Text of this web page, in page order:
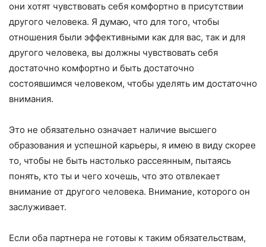
они хотят чувствовать себя комфортно в присутствии
другого человека. Я думаю, что для того, чтобы
отношения были эффективными как для вас, так и для
другого человека, вы должны чувствовать себя
достаточно комфортно и быть достаточно
состоявшимся человеком, чтобы уделять им достаточно
внимания.
Это не обязательно означает наличие высшего
образования и успешной карьеры, я имею в виду скорее
то, чтобы не быть настолько рассеянным, пытаясь
понять, кто ты и чего хочешь, что это отвлекает
внимание от другого человека. Внимание, которого он
заслуживает.
Если оба партнера не готовы к таким обязательствам,